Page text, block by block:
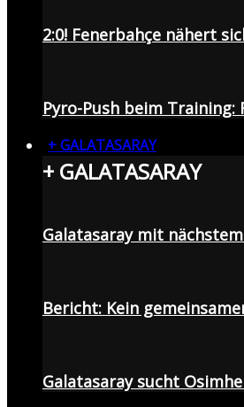
2:0! Fenerbahçe nähert
Pyro-Push beim Training:
+ GALATASARAY
+ GALATASARAY
Galatasaray mit
Bericht: Kein
Galatasaray sucht